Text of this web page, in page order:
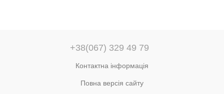
+38(067) 329 49 79
Контактна інформація
Повна версія сайту